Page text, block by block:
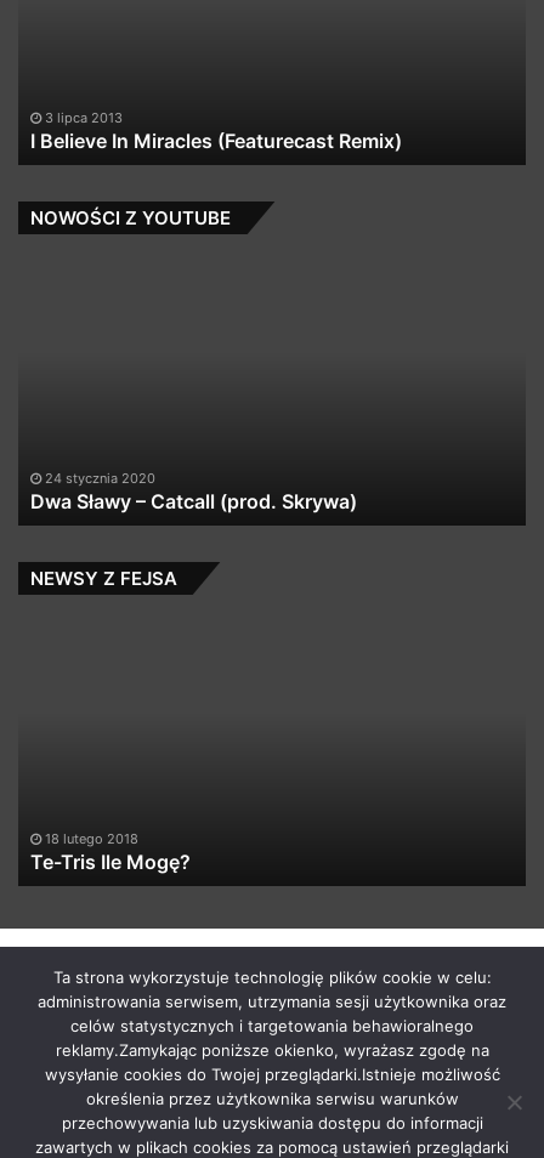
UPGRD – CHAPTER 3
NOWOŚCI Z YOUTUBE
Kabe – Que Pasa (prod. Opiat) [QQ
NEWSY Z FEJSA
by macabrismix 2019
Pranie Tapicerki /Myjnia Samochodowa/ Who is the killer
Hosting Stron WWW Racibórz/Przewozy Międzynarodowe
Krawcowa Szwalnia/Meble Racibórz
START
Radio Newsy Z Fejsa
Newsy Z Klubów
Nowości Z Youtuba
Soundcloud Nadaje
Imprezy Koncert
Ta strona wykorzystuje technologię plików cookie w celu:
administrowania serwisem, utrzymania sesji użytkownika oraz
celów statystycznych i targetowania behawioralnego
reklamy.Zamykając poniższe okienko, wyrażasz zgodę na
wysyłanie cookies do Twojej przeglądarki.Istnieje możliwość
określenia przez użytkownika serwisu warunków
przechowywania lub uzyskiwania dostępu do informacji
zawartych w plikach cookies za pomocą ustawień przeglądarki